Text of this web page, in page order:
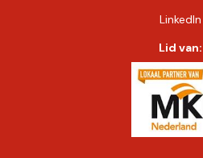
LinkedIn
Lid van: